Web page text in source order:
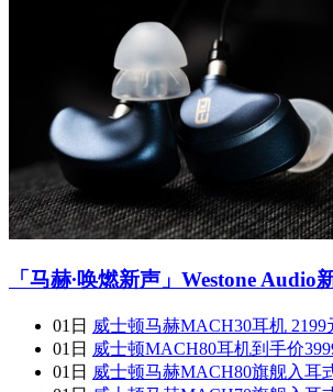
「马赫∙唤燃新声」Westone
01日 威士顿马赫MACH30耳机 2199
01日 威士顿MACH80耳机到手价
01日 威士顿马赫MACH80旗舰入耳